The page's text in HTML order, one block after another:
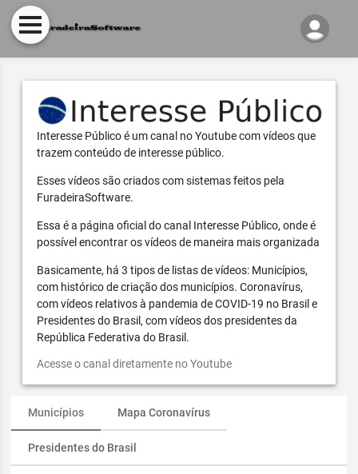
Interesse Público é um canal no Youtube com vídeos que
trazem conteúdo de interesse público.
Esses vídeos são criados com sistemas feitos pela
FuradeiraSoftware.
Essa é a página oficial do canal Interesse Público, onde é
possível encontrar os vídeos de maneira mais organizada
Basicamente, há 3 tipos de listas de vídeos: Municípios,
com histórico de criação dos municípios. Coronavírus,
com vídeos relativos à pandemia de COVID-19 no Brasil e
Presidentes do Brasil, com vídeos dos presidentes da
República Federativa do Brasil.
Acesse o canal diretamente no Youtube
Municípios Mapa Coronavírus
Presidentes do Brasil